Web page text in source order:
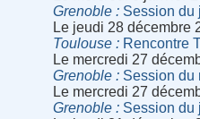
Grenoble
Session du
Le jeudi 28 décembre
Toulouse
Rencontre
Le mercredi 27
Grenoble
Session du
Le mercredi 27
Grenoble
Session du